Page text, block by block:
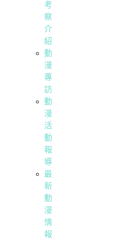
考
察
介
紹
動
漫
專
訪
動
漫
活
動
報
導
最
新
動
漫
情
報